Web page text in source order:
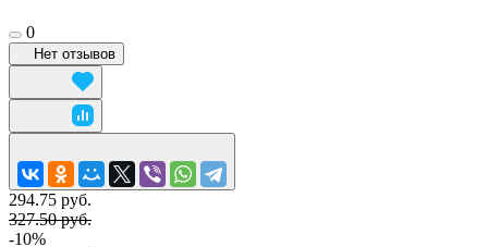
0
Нет отзывов
294.75 руб.
327.50 руб.
-10%